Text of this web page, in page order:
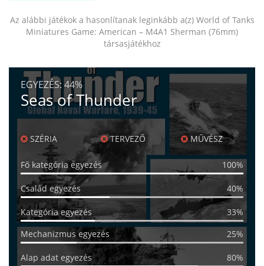
Az alábbi játékok a hasonlítanak leginkább a(z) World of Tanks
Miniatures Game: American – M4A1 Sherman (76mm)
társasjátékhoz
EGYEZÉS: 44%
Seas of Thunder
SZÉRIA TERVEZŐ MŰVÉSZ
Fő kategória egyezés 100%
Család egyezés 40%
Kategória egyezés
33%
Mechanizmus egyezés
25%
Alap adat egyezés 80%